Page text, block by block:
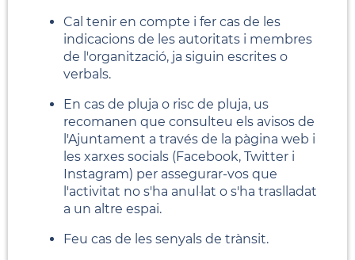
Cal tenir en compte i fer cas de les
indicacions de les autoritats i membres
de l'organització, ja siguin escrites o
verbals.
En cas de pluja o risc de pluja, us
recomanen que consulteu els avisos de
l'Ajuntament a través de la pàgina web i
les xarxes socials (Facebook, Twitter i
Instagram) per assegurar-vos que
l'activitat no s'ha anul·lat o s'ha traslladat
a un altre espai.
Feu cas de les senyals de trànsit.